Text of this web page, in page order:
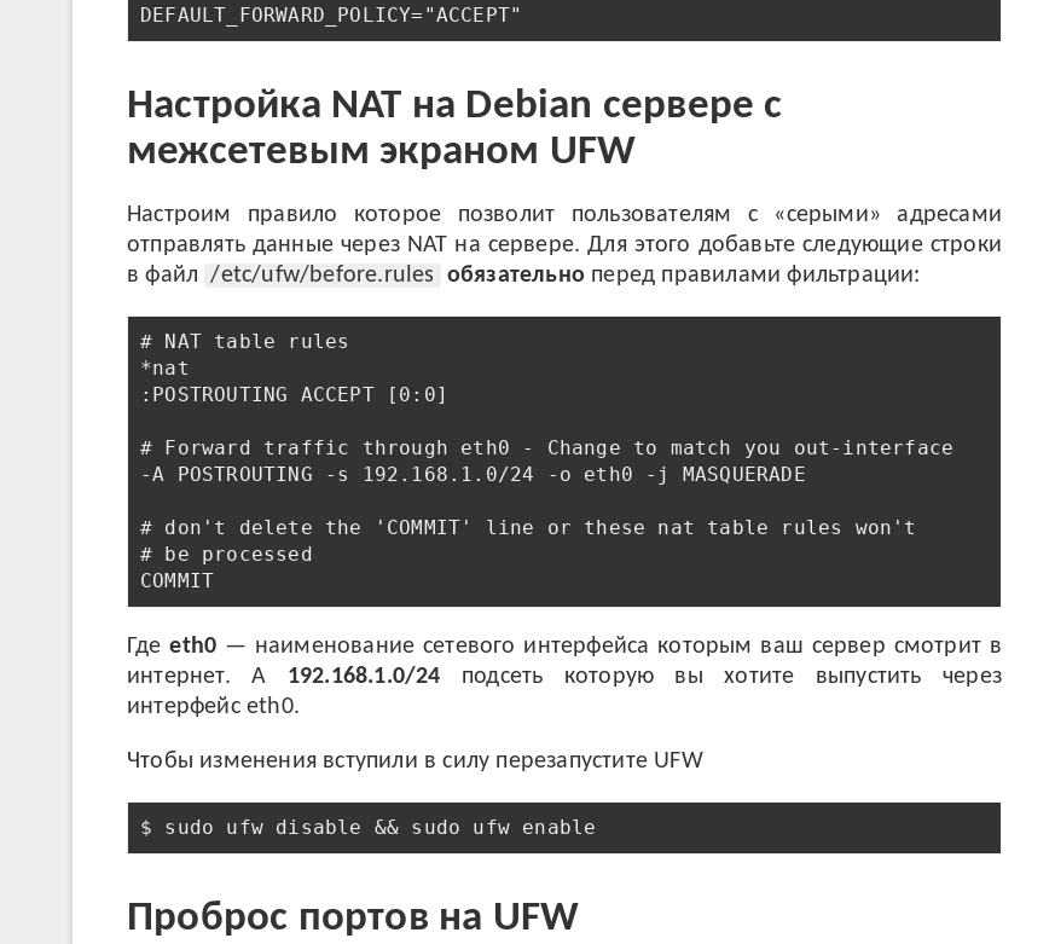
DEFAULT_FORWARD_POLICY="ACCEPT"
Настройка NAT на Debian сервере с
межсетевым экраном UFW
Настроим правило которое позволит пользователям с «серыми» адресами
отправлять данные через NAT на сервере. Для этого добавьте следующие строки
в файл /etc/ufw/before.rules обязательно перед правилами фильтрации:
# NAT table rules
*nat
:POSTROUTING ACCEPT [0:0]
# Forward traffic through eth0 - Change to match you out-interface
-A POSTROUTING -s 192.168.1.0/24 -o eth0 -j MASQUERADE
# don't delete the 'COMMIT' line or these nat table rules won't
# be processed
Гдеeth0 — наименование сетевого интерфейса которым ваш сервер смотрит в
интернет. А 192.168.1.0/24 подсеть которую вы хотите выпустить через
интерфейс eth0.
Чтобы изменения вступили в силу перезапустите UFW
$ sudo ufw disable && sudo ufw enable
Проброс портов на UFW